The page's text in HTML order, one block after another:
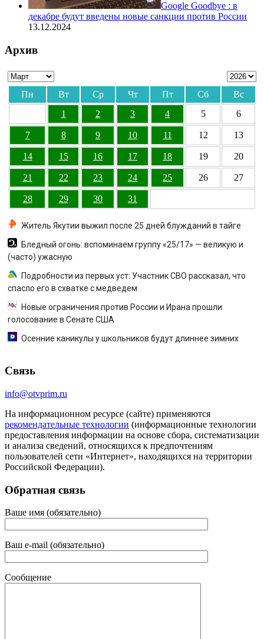
Google Goodbye : в
декабре будут введены новые санкции против России
13.12.2024
Архив
Пн Вт Ср Чт Пт Сб
Вс
1
2 3 4 5 6
7 8 9 10 11 12 13
14 15 16 17 18 19 20
21 22 23 24 25 26 27
28 29 30 31
Житель Якутии выжил после 25 дней блужданий в тайге
Бледный огонь: вспоминаем группу «25/17» — великую и
(часто) ужасную
Подробности из первых уст: Участник СВО рассказал, что
спасло его в схватке с медведем
Новые ограничения против России и Ирана прошли
голосование в Сенате США
Осенние каникулы у школьников будут длиннее зимних
Связь
info@otvprim.ru
На информационном ресурсе (сайте) применяются
рекомендательные технологии (информационные технологии
предоставления информации на основе сбора, систематизации
и анализа сведений, относящихся к предпочтениям
пользователей сети «Интернет», находящихся на территории
Российской Федерации).
Обратная связь
Ваше имя (обязательно)
Ваш e-mail (обязательно)
Сообщение